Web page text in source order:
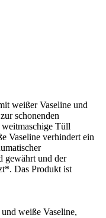
weißer Vaseline und
schonenden
Tüll
Vaseline verhindert ein
gewährt und der
Das Produkt ist
weiße Vaseline,